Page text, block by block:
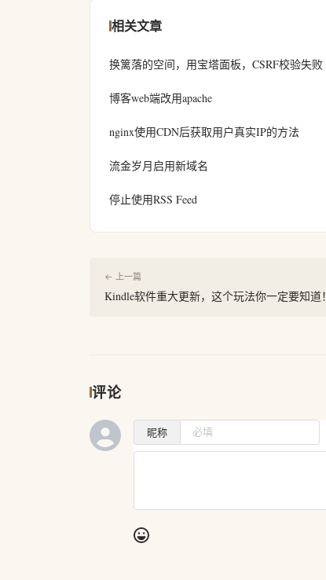
相关文章
换篱落的空间，用宝塔面板，CSRF校验失败
博客web端改用apache
nginx使用CDN后获取用户真实IP的方法
流金岁月启用新域名
停止使用RSS Feed
← 上一篇
Kindle软件重大更新，这个玩法你一定要知道！
评论
昵称